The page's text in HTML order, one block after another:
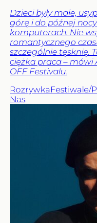
Dzieci były małe,
górę i do późnej
komputerach. Nie
romantycznego
szczególnie tęsknię.
ciężka praca – mówi
OFF Festivalu.
RozrywkaFestiwale/
Nas